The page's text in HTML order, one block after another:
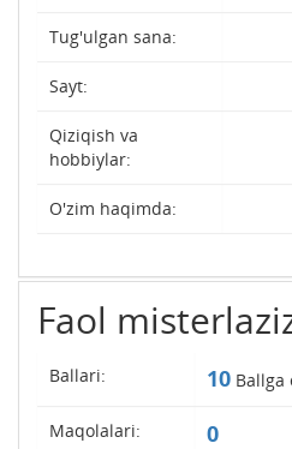
Tug'ulgan sana:
Sayt:
Qiziqish va
hobbiylar:
O'zim haqimda:
Faol
Ballari: 10 Ballga
Maqolalari: 0